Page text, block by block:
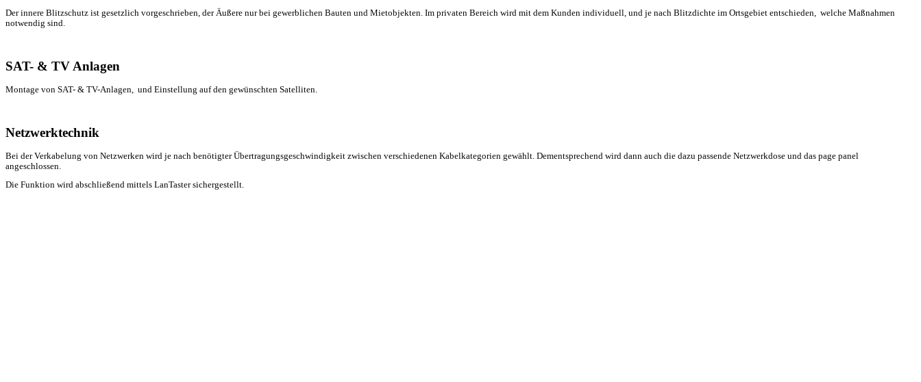
Der innere Blitzschutz ist gesetzlich vorgeschrieben, der Äußere nur bei gewerblichen Bauten und Mietobjekten. Im privaten Bereich wird mit dem Kunden individuell, und je nach Blitzdichte im Ortsgebiet entschieden, welche Maßnahmen
notwendig sind.
SAT- & TV Anlagen
Montage von SAT- & TV-Anlagen, und Einstellung auf den gewünschten Satelliten.
Netzwerktechnik
Bei der Verkabelung von Netzwerken wird je nach benötigter Übertragungsgeschwindigkeit zwischen verschiedenen Kabelkategorien gewählt. Dementsprechend wird dann auch die dazu passende Netzwerkdose und das page panel
angeschlossen.
Die Funktion wird abschließend mittels LanTaster sichergestellt.